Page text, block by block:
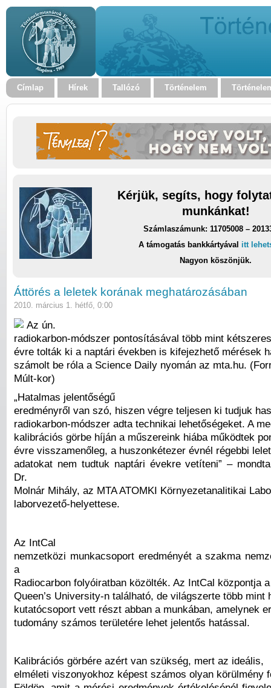
Címlap Hírek Tallózó Történelem
Kérjük, segíts, hogy
munkánkat!
Számlaszámunk: 11705008 –
A támogatás bankkártyával itt
Nagyon köszönjük.
Áttörés a leletek korának meghatározásában
2010. március 1. hétfő, 0:00
Az ún.
radiokarbon-módszer pontosításával több mint
évre tolták ki a naptári években is kifejezhető mérések
számolt be róla a Science Daily nyomán az mta.hu.
Múlt-kor)
„Hatalmas jelentőségű
eredményről van szó, hiszen végre teljesen ki tudjuk
radiokarbon-módszer adta technikai lehetőségeket. A
kalibrációs görbe híján a műszereink hiába működtek
évre visszamenőleg, a huszonkétezer évnél régebbi
adatokat nem tudtuk naptári évekre vetíteni” –
Dr.
Molnár Mihály, az MTA ATOMKI Környezetanalitikai
laborvezető-helyettese.
Az IntCal
nemzetközi munkacsoport eredményét a szakma
a
Radiocarbon folyóiratban közölték. Az IntCal központja
Queen’s University-n található, de világszerte több mint
kutatócsoport vett részt abban a munkában, amelynek
tudomány számos területére lehet jelentős hatással.
Kalibrációs görbére azért van szükség, mert az ideális,
elméleti viszonyokhoz képest számos olyan körülmény